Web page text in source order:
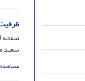
صفحه
سعید
مشاهده